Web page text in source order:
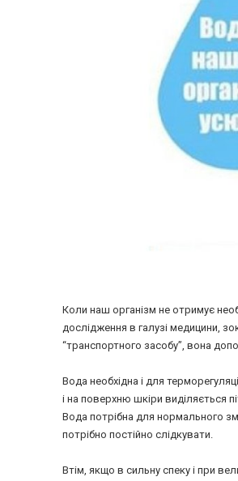
Коли наш організм не отримує
дослідження в галузі медицини,
“транспортного засобу”, вона
Вода необхідна і для
і на поверхню шкіри виділяється
Вода потрібна для нормального
потрібно постійно слідкувати.
Втім, якщо в сильну спеку і при